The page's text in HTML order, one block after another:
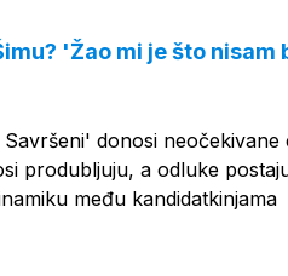
'Žao mi je što nisam
donosi neočekivane
produbljuju, a odluke
među kandidatkinjama